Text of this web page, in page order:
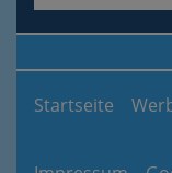
Startseite